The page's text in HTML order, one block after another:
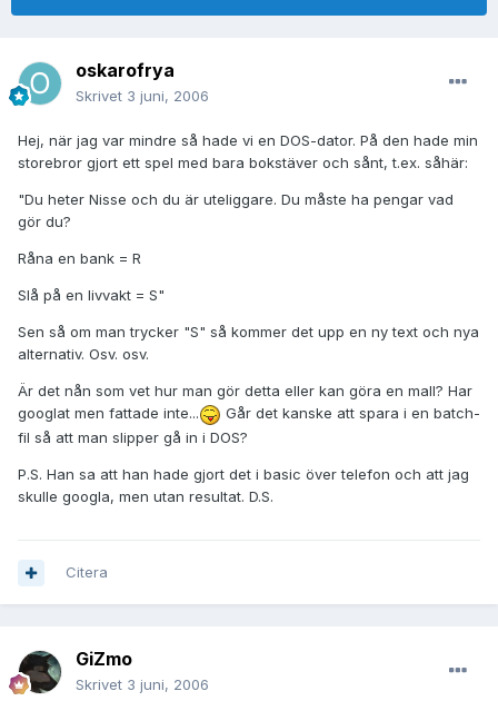
oskarofrya
Skrivet 3 juni, 2006
Hej, när jag var mindre så hade vi en DOS-dator. På den hade min
storebror gjort ett spel med bara bokstäver och sånt, t.ex. såhär:
"Du heter Nisse och du är uteliggare. Du måste ha pengar vad
gör du?
Råna en bank = R
Slå på en livvakt = S"
Sen så om man trycker "S" så kommer det upp en ny text och nya
alternativ. Osv. osv.
Är det nån som vet hur man gör detta eller kan göra en mall? Har
googlat men fattade inte...
Går det kanske att spara i en batch-
fil så att man slipper gå in i DOS?
P.S. Han sa att han hade gjort det i basic över telefon och att jag
skulle googla, men utan resultat. D.S.
Citera
GiZmo
Skrivet 3 juni, 2006